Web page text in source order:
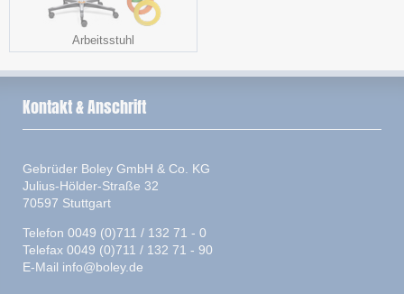
Arbeitsstuhl
Kontakt & Anschrift
Gebrüder Boley GmbH & Co. KG
Julius-Hölder-Straße 32
70597 Stuttgart
Telefon 0049 (0)711 / 132 71 - 0
Telefax 0049 (0)711 / 132 71 - 90
E-Mail info@boley.de